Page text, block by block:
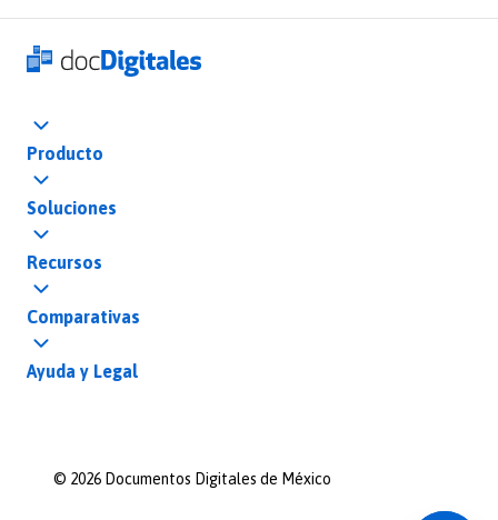
Producto
Soluciones
Recursos
Comparativas
Ayuda y Legal
© 2026 Documentos Digitales de México